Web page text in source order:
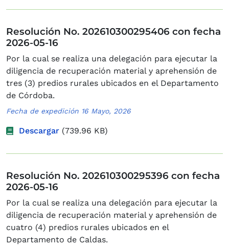
Resolución No. 202610300295406 con fecha
2026-05-16
Por la cual se realiza una delegación para ejecutar la
diligencia de recuperación material y aprehensión de
tres (3) predios rurales ubicados en el Departamento
de Córdoba.
Fecha de expedición 16 Mayo, 2026
Descargar (739.96 KB)
Resolución No. 202610300295396 con fecha
2026-05-16
Por la cual se realiza una delegación para ejecutar la
diligencia de recuperación material y aprehensión de
cuatro (4) predios rurales ubicados en el
Departamento de Caldas.